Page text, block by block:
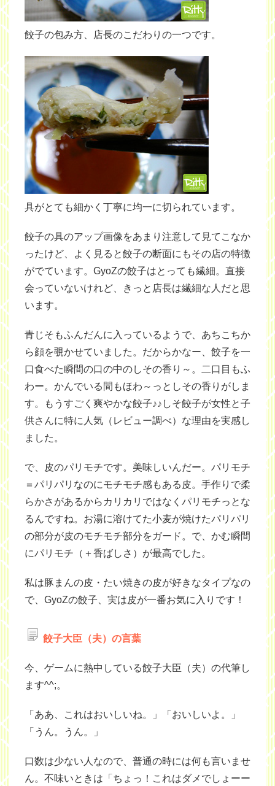
餃子の包み方、店長のこだわりの一つです。
具がとても細かく丁寧に均一に切られています。
餃子の具のアップ画像をあまり注意して見てこなか
ったけど、よく見ると餃子の断面にもその店の特徴
がでています。GyoZの餃子はとっても繊細。直接
会っていないけれど、きっと店長は繊細な人だと思
います。
青じそもふんだんに入っているようで、あちこちか
ら顔を覗かせていました。だからかなー、餃子を一
口食べた瞬間の口の中のしその香り～。二口目もふ
わー。かんでいる間もほわ～っとしその香りがしま
す。もうすごく爽やかな餃子♪♪しそ餃子が女性と子
供さんに特に人気（レビュー調べ）な理由を実感し
ました。
で、皮のパリモチです。美味しいんだー。 パリモチ
＝パリパリなのにモチモチ感もある皮。手作りで柔
らかさがあるからカリカリではなく パリモチっとな
るんですね。お湯に溶けてた小麦が焼けたパリパリ
の部分が皮のモチモチ部分をガード。で、かむ瞬間
にパリモチ （＋香ばしさ）が最高でした。
私は豚まんの皮・たい焼きの皮が好きなタイプなの
で、GyoZの餃子、実は皮が一番お気に入りです！
餃子大臣（夫）の言葉
今、ゲームに熱中している餃子大臣（夫）の代筆し
ます^^;。
「ああ、これはおいしいね。」「おいしいよ。」
「うん。うん。」
口数は少ない人なので、普通の時には何も言いませ
ん。不味いときは「ちょっ！これはダメでしょーー